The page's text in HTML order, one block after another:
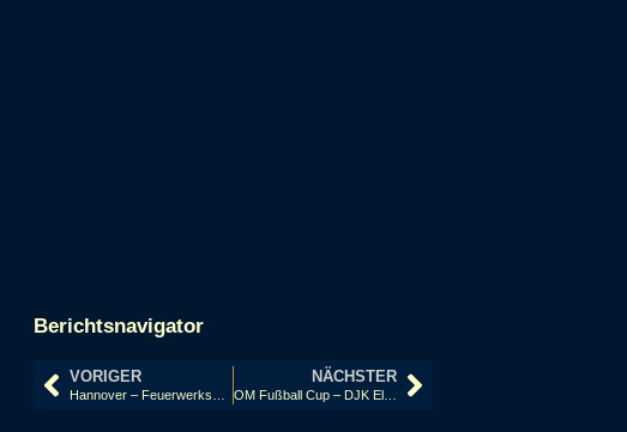
Berichtsnavigator
VORIGER NÄCHSTER
OM Fußball Cup – DJK Elsten